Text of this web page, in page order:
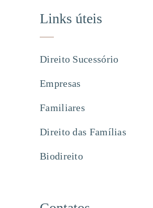
Links úteis
Direito Sucessório
Empresas
Familiares
Direito das Famílias
Biodireito